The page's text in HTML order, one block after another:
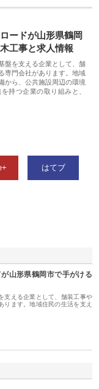
ードが山形県鶴岡
工事と求人情報
盤を支える企業として、舗
専門会社があります。地域
から、公共施設周辺の環境
持つ企業の取り組みと、
はてブ
山形県鶴岡市で手がける
支える企業として、舗装工事や
ります。地域住民の生活を支え